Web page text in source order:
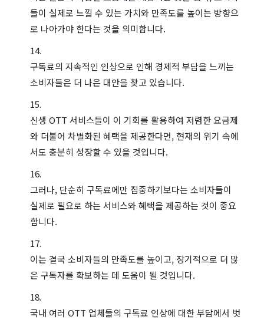
들이 실제로 느낄 수 있는 가치와 만족도를 높이는 방향으
로 나아가야 한다는 것을 의미합니다.
구독료의 지속적인 인상으로 인해 경제적 부담을 느끼는
소비자들은 더 나은 대안을 찾고 있습니다.
신생 OTT 서비스들이 이 기회를 활용하여 저렴한 요금제
와 더불어 차별화된 혜택을 제공한다면, 현재의 위기 속에
서도 충분히 성장할 수 있을 것입니다.
그러나, 단순히 구독료에만 집중하기보다는 소비자들이
실제로 필요로 하는 서비스와 혜택을 제공하는 것이 중요
합니다.
이는 결국 소비자들의 만족도를 높이고, 장기적으로 더 많
은 구독자를 확보하는 데 도움이 될 것입니다.
국내 여러 OTT 업체들의 구독료 인상에 대한 부담에서 벗